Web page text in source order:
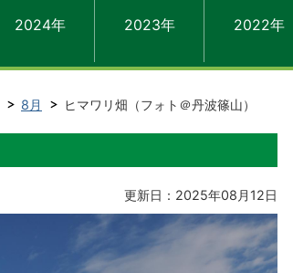
2024年 2023年 2022年
8月 ヒマワリ畑（フォト＠丹波篠山）
更新日：2025年08月12日